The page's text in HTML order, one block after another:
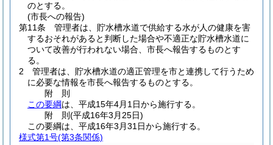
のとする。
(市長への報告)
第11条
管理者は、貯水槽水道で供給する水が人の健康を害
するおそれがあると判断した場合や不適正な貯水槽水道に
ついて改善が行われない場合、市長へ報告するものとす
る。
2
管理者は、貯水槽水道の適正管理を市と連携して行うため
に必要な情報を市長へ報告するものとする。
附 則
この要綱は、平成15年4月1日から施行する。
附 則(平成16年3月25日)
この要綱は、平成16年3月31日から施行する。
様式第1号(第3条関係)